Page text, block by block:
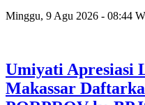
Minggu, 9 Agu 2026 - 08:44
Umiyati Apresiasi
Makassar